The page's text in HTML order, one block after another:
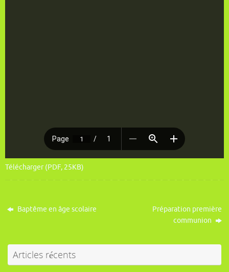
Télécharger (PDF, 25KB)
Baptême en âge scolaire
Préparation première
communion
Articles récents